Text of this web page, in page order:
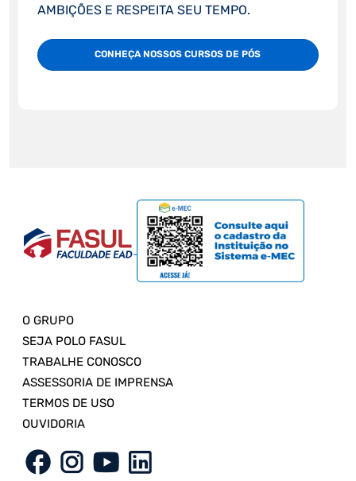
AMBIÇÕES E RESPEITA SEU TEMPO.
CONHEÇA NOSSOS CURSOS DE PÓS
O GRUPO
SEJA POLO FASUL
TRABALHE CONOSCO
ASSESSORIA DE IMPRENSA
TERMOS DE USO
OUVIDORIA